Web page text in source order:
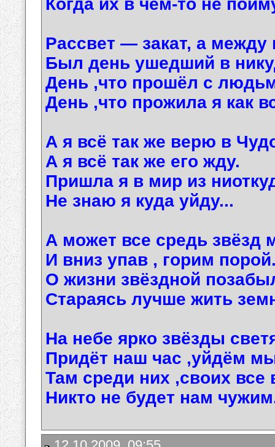
Когда их в чём-то не
Рассвет — закат, а между
Был день ушедший в
День ,что прошёл с
День ,что прожила я как
А я всё так же верю в
А я всё так же его жду.
Пришла я в мир из
Не знаю я куда уйду...
А может все средь звёзд
И вниз упав , горим
О жизни звёздной
Стараясь лучше жить
На небе ярко звёзды
Придёт наш час ,уйдём
Там среди них ,своих все
Никто не будет нам